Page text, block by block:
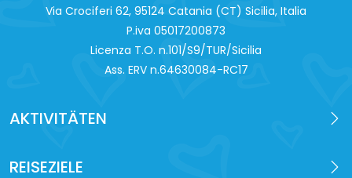
Via Crociferi 62, 95124 Catania (CT) Sicilia, Italia
P.iva 0‍5017200873
Licenza T.O. n.101/S9/TUR/Sicilia
Ass. ERV n.64630084-RC17
AKTIVITÄTEN
REISEZIELE